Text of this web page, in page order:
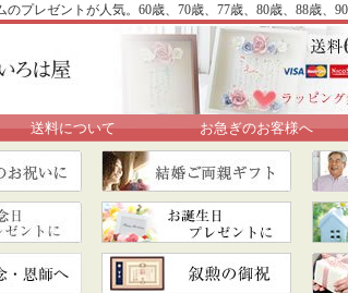
プレゼントが人気。60歳、70歳、77歳、80歳、88歳、
送料について お急ぎのお客様へ